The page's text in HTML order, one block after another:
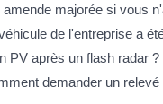
majorée si vous
de l'entreprise a
PV après un flash radar ?
demander un